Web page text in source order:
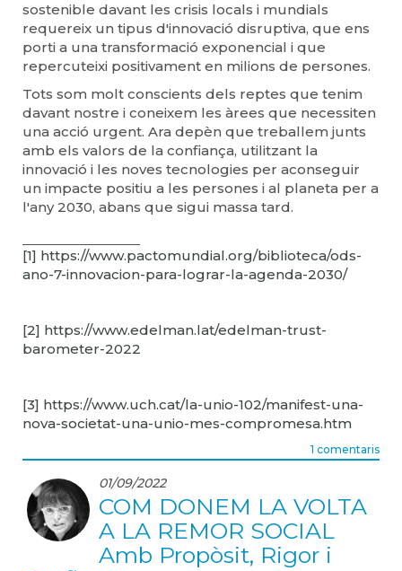
sostenible davant les crisis locals i mundials
requereix un tipus d'innovació disruptiva, que ens
porti a una transformació exponencial i que
repercuteixi positivament en milions de persones.
Tots som molt conscients dels reptes que tenim
davant nostre i coneixem les àrees que necessiten
una acció urgent. Ara depèn que treballem junts
amb els valors de la confiança, utilitzant la
innovació i les noves tecnologies per aconseguir
un impacte positiu a les persones i al planeta per a
l'any 2030, abans que sigui massa tard.
[1] https://www.pactomundial.org/biblioteca/ods-
ano-7-innovacion-para-lograr-la-agenda-2030/
[2] https://www.edelman.lat/edelman-trust-
barometer-2022
[3] https://www.uch.cat/la-unio-102/manifest-una-
nova-societat-una-unio-mes-compromesa.htm
1 comentaris
01/09/2022
COM DONEM LA VOLTA
A LA REMOR SOCIAL
Amb Propòsit, Rigor i